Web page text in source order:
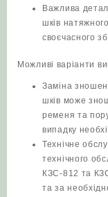
Важлива
шків
своєчасного
Можливі варіанти
Заміна
шків може
ременя та
випадку
Технічне
технічного
КЗС-812 та
та за